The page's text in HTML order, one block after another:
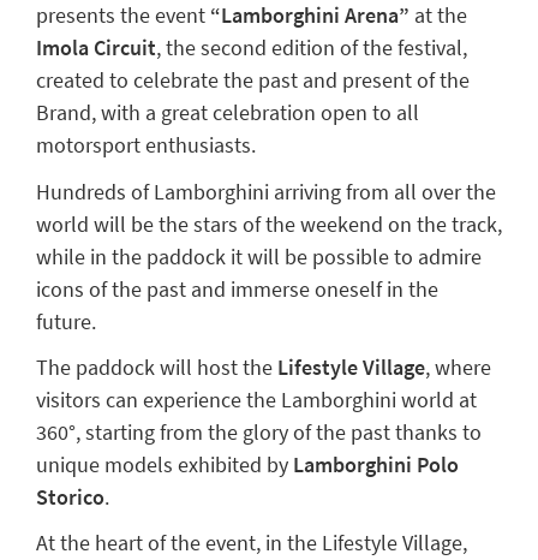
presents the event “Lamborghini Arena” at the
Imola Circuit, the second edition of the festival,
created to celebrate the past and present of the
Brand, with a great celebration open to all
motorsport enthusiasts.
Hundreds of Lamborghini arriving from all over the
world will be the stars of the weekend on the track,
while in the paddock it will be possible to admire
icons of the past and immerse oneself in the
future.
The paddock will host the Lifestyle Village, where
visitors can experience the Lamborghini world at
360°, starting from the glory of the past thanks to
unique models exhibited by Lamborghini Polo
Storico.
At the heart of the event, in the Lifestyle Village,